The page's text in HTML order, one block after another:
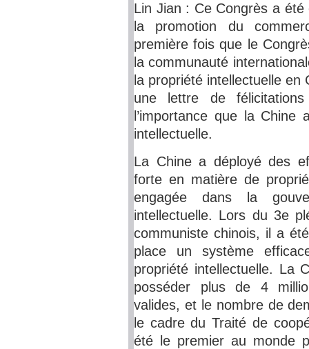
Lin Jian : Ce Congrès a
la promotion du
première fois que le
la communauté
la propriété intellectuelle
une lettre de
l’importance que la
intellectuelle.
La Chine a déployé des
forte en matière de
engagée dans la
intellectuelle. Lors du 3e
communiste chinois, il a
place un système
propriété intellectuelle. La
posséder plus de 4
valides, et le nombre de
le cadre du Traité de
été le premier au monde